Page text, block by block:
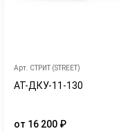
Арт. СТРИТ (STREET)
АТ-ДКУ-11-130
от 16 200 ₽